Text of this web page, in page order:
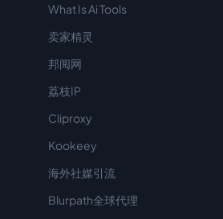
What Is Ai Tools
卖家精灵
邦阅网
荔枝IP
Cliproxy
Kookeey
海外社媒引流
Blurpath全球代理